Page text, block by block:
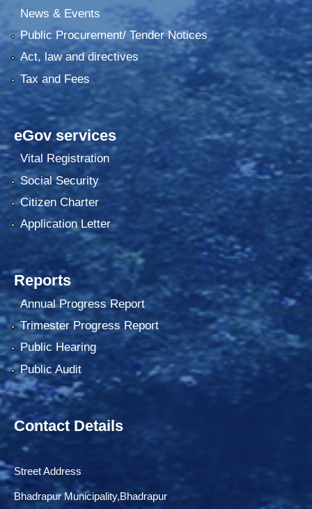
News & Events
Public Procurement/ Tender Notices
Act, law and directives
Tax and Fees
eGov services
Vital Registration
Social Security
Citizen Charter
Application Letter
Reports
Annual Progress Report
Trimester Progress Report
Public Hearing
Public Audit
Contact Details
Street Address
Bhadrapur Municipality,Bhadrapur